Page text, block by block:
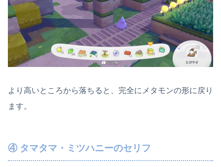
より高いところから落ちると、完全にメタモンの形に戻り
ます。
④ タマタマ・ミツハニーのセリフ